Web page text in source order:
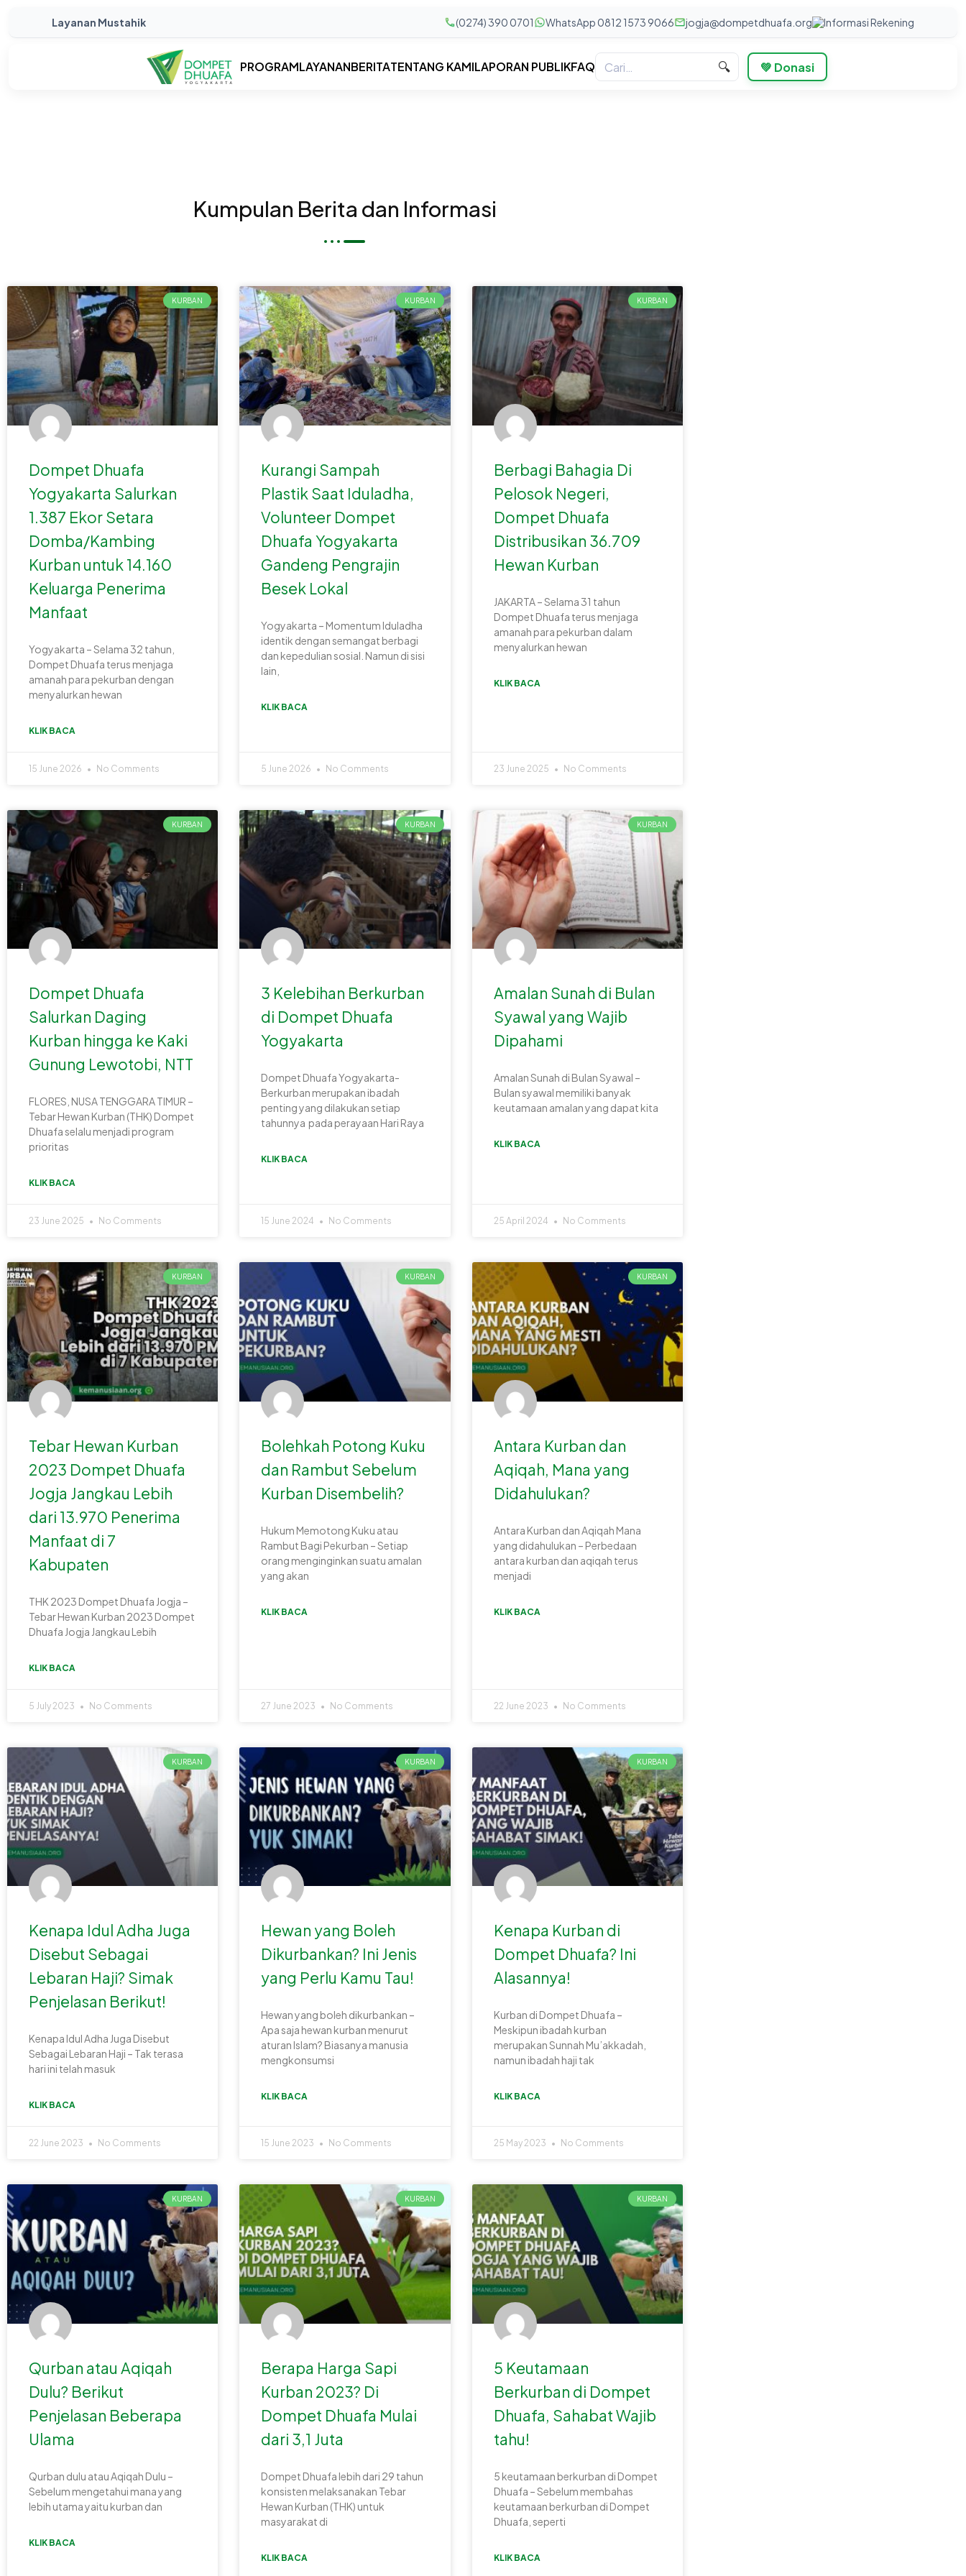
Layanan Mustahik (0274) 390 0701 WhatsApp 0812 1573 9066 jogja@dompetdhuafa.org Informasi Rekening
PROGRAMLAYANANBERITATENTANG KAMILAPORAN PUBLIKFAQ 🔍 💚 Donasi
Kumpulan Berita dan Informasi
KURBAN
Dompet Dhuafa
Yogyakarta Salurkan
1.387 Ekor Setara
Domba/Kambing
Kurban untuk 14.160
Keluarga Penerima
Manfaat
Yogyakarta – Selama 32 tahun,
Dompet Dhuafa terus menjaga
amanah para pekurban dengan
menyalurkan hewan
KLIK BACA
15 June 2026 No Comments
KURBAN
Kurangi Sampah
Plastik Saat Iduladha,
Volunteer Dompet
Dhuafa Yogyakarta
Gandeng Pengrajin
Besek Lokal
Yogyakarta – Momentum Iduladha
identik dengan semangat berbagi
dan kepedulian sosial. Namun di sisi
lain,
KLIK BACA
5 June 2026 No Comments
KURBAN
Berbagi Bahagia Di
Pelosok Negeri,
Dompet Dhuafa
Distribusikan 36.709
Hewan Kurban
JAKARTA – Selama 31 tahun
Dompet Dhuafa terus menjaga
amanah para pekurban dalam
menyalurkan hewan
KLIK BACA
23 June 2025 No Comments
KURBAN
Dompet Dhuafa
Salurkan Daging
Kurban hingga ke Kaki
Gunung Lewotobi, NTT
FLORES, NUSA TENGGARA TIMUR –
Tebar Hewan Kurban (THK) Dompet
Dhuafa selalu menjadi program
prioritas
KLIK BACA
23 June 2025 No Comments
KURBAN
3 Kelebihan Berkurban
di Dompet Dhuafa
Yogyakarta
Dompet Dhuafa Yogyakarta-
Berkurban merupakan ibadah
penting yang dilakukan setiap
tahunnya pada perayaan Hari Raya
KLIK BACA
15 June 2024 No Comments
KURBAN
Amalan Sunah di Bulan
Syawal yang Wajib
Dipahami
Amalan Sunah di Bulan Syawal –
Bulan syawal memiliki banyak
keutamaan amalan yang dapat kita
KLIK BACA
25 April 2024 No Comments
KURBAN
Tebar Hewan Kurban
2023 Dompet Dhuafa
Jogja Jangkau Lebih
dari 13.970 Penerima
Manfaat di 7
Kabupaten
THK 2023 Dompet Dhuafa Jogja –
Tebar Hewan Kurban 2023 Dompet
Dhuafa Jogja Jangkau Lebih
KLIK BACA
5 July 2023 No Comments
KURBAN
Bolehkah Potong Kuku
dan Rambut Sebelum
Kurban Disembelih?
Hukum Memotong Kuku atau
Rambut Bagi Pekurban – Setiap
orang menginginkan suatu amalan
yang akan
KLIK BACA
27 June 2023 No Comments
KURBAN
Antara Kurban dan
Aqiqah, Mana yang
Didahulukan?
Antara Kurban dan Aqiqah Mana
yang didahulukan – Perbedaan
antara kurban dan aqiqah terus
menjadi
KLIK BACA
22 June 2023 No Comments
KURBAN
Kenapa Idul Adha Juga
Disebut Sebagai
Lebaran Haji? Simak
Penjelasan Berikut!
Kenapa Idul Adha Juga Disebut
Sebagai Lebaran Haji – Tak terasa
hari ini telah masuk
KLIK BACA
22 June 2023 No Comments
KURBAN
Hewan yang Boleh
Dikurbankan? Ini Jenis
yang Perlu Kamu Tau!
Hewan yang boleh dikurbankan –
Apa saja hewan kurban menurut
aturan Islam? Biasanya manusia
mengkonsumsi
KLIK BACA
15 June 2023 No Comments
KURBAN
Kenapa Kurban di
Dompet Dhuafa? Ini
Alasannya!
Kurban di Dompet Dhuafa –
Meskipun ibadah kurban
merupakan Sunnah Mu’akkadah,
namun ibadah haji tak
KLIK BACA
25 May 2023 No Comments
KURBAN
Qurban atau Aqiqah
Dulu? Berikut
Penjelasan Beberapa
Ulama
Qurban dulu atau Aqiqah Dulu –
Sebelum mengetahui mana yang
lebih utama yaitu kurban dan
KLIK BACA
KURBAN
Berapa Harga Sapi
Kurban 2023? Di
Dompet Dhuafa Mulai
dari 3,1 Juta
Dompet Dhuafa lebih dari 29 tahun
konsisten melaksanakan Tebar
Hewan Kurban (THK) untuk
masyarakat di
KLIK BACA
KURBAN
5 Keutamaan
Berkurban di Dompet
Dhuafa, Sahabat Wajib
tahu!
5 keutamaan berkurban di Dompet
Dhuafa – Sebelum membahas
keutamaan berkurban di Dompet
Dhuafa, seperti
KLIK BACA